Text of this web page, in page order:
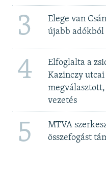
3
Elege van
újabb adókból
4
Elfoglalta a
Kazinczy
vezetés
5
MTVA
összefogást